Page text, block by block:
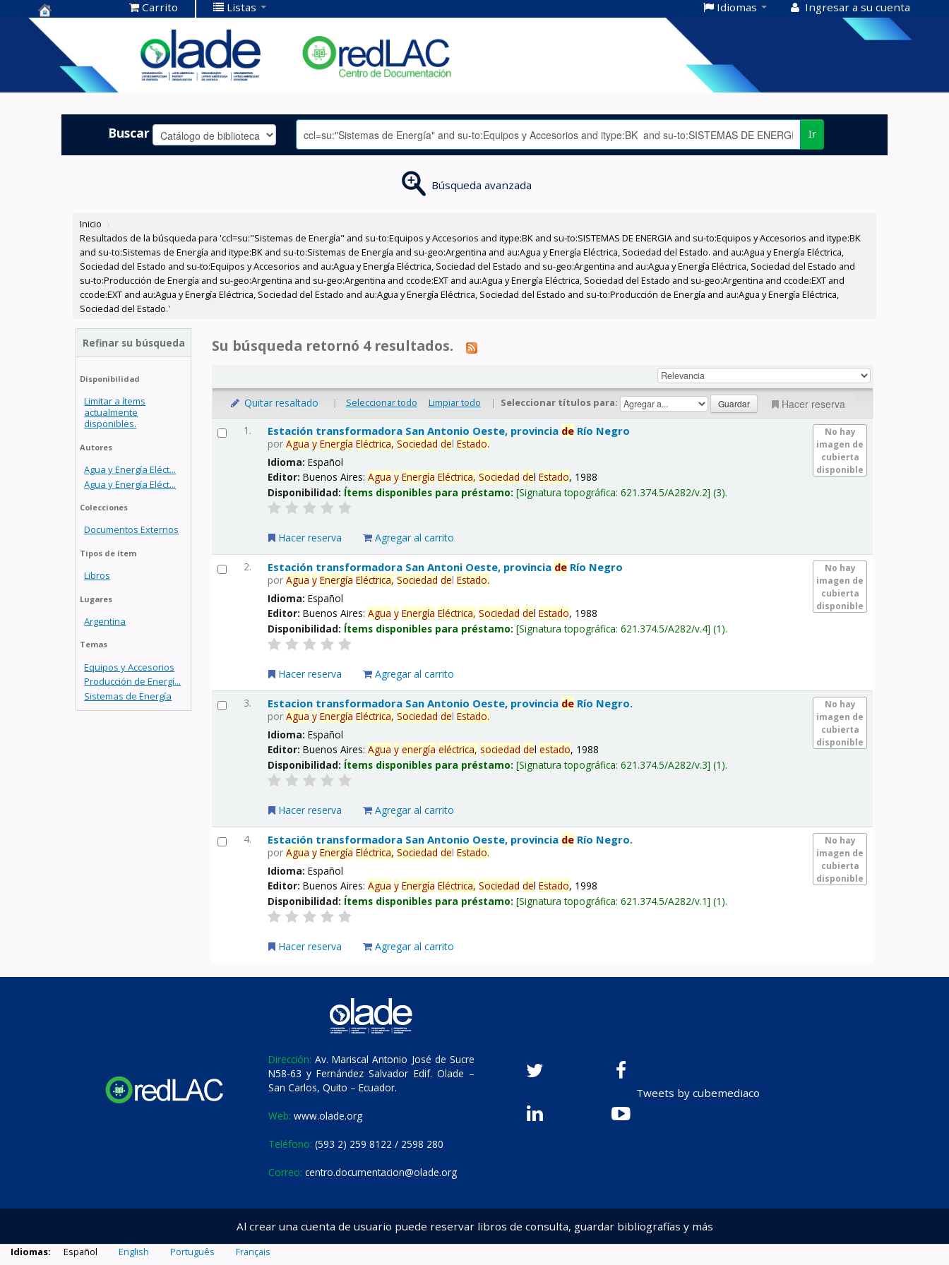
Centro de
Documentación
OLADE -
Carrito Listas Idiomas Ingresar a su cuenta
Buscar Ir
Búsqueda avanzada
Inicio ›
Resultados de la búsqueda para 'ccl=su:"Sistemas de Energía" and su-to:Equipos y Accesorios and itype:BK and su-to:SISTEMAS DE ENERGIA and su-to:Equipos y Accesorios and itype:BK
and su-to:Sistemas de Energía and itype:BK and su-to:Sistemas de Energía and su-geo:Argentina and au:Agua y Energía Eléctrica, Sociedad del Estado. and au:Agua y Energía Eléctrica,
Sociedad del Estado and su-to:Equipos y Accesorios and au:Agua y Energía Eléctrica, Sociedad del Estado and su-geo:Argentina and au:Agua y Energía Eléctrica, Sociedad del Estado and
su-to:Producción de Energía and su-geo:Argentina and su-geo:Argentina and ccode:EXT and au:Agua y Energía Eléctrica, Sociedad del Estado and su-geo:Argentina and ccode:EXT and
ccode:EXT and au:Agua y Energía Eléctrica, Sociedad del Estado and au:Agua y Energía Eléctrica, Sociedad del Estado and su-to:Producción de Energía and au:Agua y Energía Eléctrica,
Sociedad del Estado.'
Refinar su búsqueda
Disponibilidad
Limitar a ítems
actualmente
disponibles.
Autores
Agua y Energía Eléct...
Agua y Energía Eléct...
Colecciones
Documentos Externos
Tipos de ítem
Libros
Lugares
Argentina
Temas
Equipos y Accesorios
Producción de Energí...
Sistemas de Energía
Su búsqueda retornó 4 resultados.
Quitar resaltado | Seleccionar todo Limpiar todo | Seleccionar títulos para: Hacer reserva
1.
No hay
imagen de
cubierta
disponible
Estación transformadora San Antonio Oeste, provincia de Río Negro
porAgua y Energía Eléctrica, Sociedad delEstado.
Idioma:Español
Editor:Buenos Aires:Agua y Energía Eléctrica, Sociedad delEstado, 1988
Disponibilidad: Ítems disponibles para préstamo: Signatura topográfica:621.374.5/A282/v.2 (3).
Hacer reserva Agregar al carrito
2.
No hay
imagen de
cubierta
disponible
Estación transformadora San Antoni Oeste, provincia de Río Negro
porAgua y Energía Eléctrica, Sociedad delEstado.
Idioma:Español
Editor:Buenos Aires:Agua y Energía Eléctrica, Sociedad delEstado, 1988
Disponibilidad: Ítems disponibles para préstamo: Signatura topográfica:621.374.5/A282/v.4 (1).
Hacer reserva Agregar al carrito
3.
No hay
imagen de
cubierta
disponible
Estacion transformadora San Antonio Oeste, provincia de Río Negro.
porAgua y Energía Eléctrica, Sociedad delEstado.
Idioma:Español
Editor:Buenos Aires:Agua y energía eléctrica, sociedad delestado, 1988
Disponibilidad: Ítems disponibles para préstamo: Signatura topográfica:621.374.5/A282/v.3 (1).
Hacer reserva Agregar al carrito
4.
No hay
imagen de
cubierta
disponible
Estación transformadora San Antonio Oeste, provincia de Río Negro.
porAgua y Energía Eléctrica, Sociedad delEstado.
Idioma:Español
Editor:Buenos Aires:Agua y Energía Eléctrica, Sociedad delEstado, 1998
Disponibilidad: Ítems disponibles para préstamo: Signatura topográfica:621.374.5/A282/v.1 (1).
Hacer reserva Agregar al carrito
Dirección: Av. Mariscal Antonio José de Sucre
N58-63 y Fernández Salvador Edif. Olade –
San Carlos, Quito – Ecuador.
Web: www.olade.org
Teléfono: (593 2) 259 8122 / 2598 280
Correo: centro.documentacion@olade.org
Tweets by cubemediaco
Al crear una cuenta de usuario puede reservar libros de consulta, guardar bibliografías y más
Idiomas: Español English Português Français